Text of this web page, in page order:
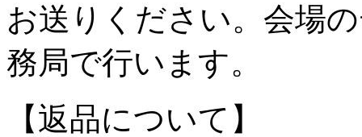
お送りください。会場
務局で行います。
【返品について】